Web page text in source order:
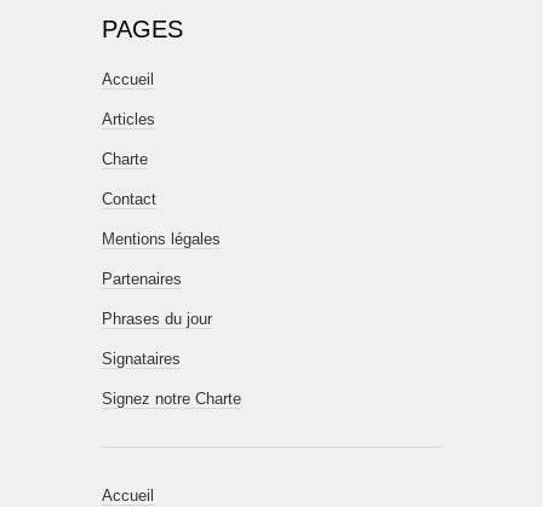
PAGES
Accueil
Articles
Charte
Contact
Mentions légales
Partenaires
Phrases du jour
Signataires
Signez notre Charte
Accueil